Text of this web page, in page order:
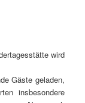
wird
Gäste geladen,
insbesondere